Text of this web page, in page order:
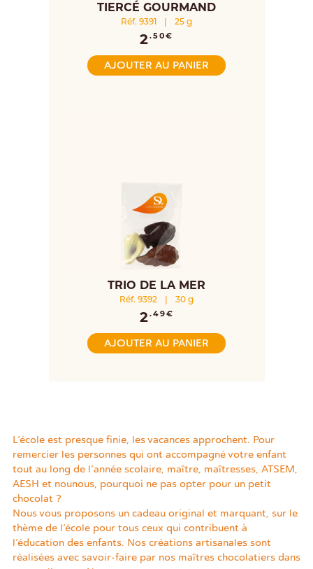
TIERCÉ GOURMAND
Réf. 9391 25 g
2.50€
AJOUTER AU PANIER
TRIO DE LA MER
Réf. 9392 30 g
2.49€
AJOUTER AU PANIER
L’école est presque finie, les vacances approchent. Pour
remercier les personnes qui ont accompagné votre enfant
tout au long de l’année scolaire, maître, maîtresses, ATSEM,
AESH et nounous, pourquoi ne pas opter pour un petit
chocolat ?
Nous vous proposons un cadeau original et marquant, sur le
thème de l’école pour tous ceux qui contribuent à
l’éducation des enfants. Nos créations artisanales sont
réalisées avec savoir-faire par nos maîtres chocolatiers dans